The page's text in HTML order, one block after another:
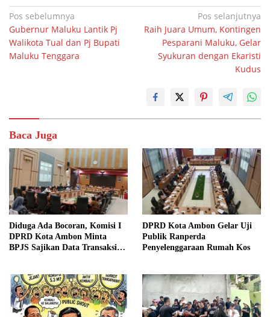
Navigasi
pos
Pos sebelumnya
Gubernur Maluku Lantik Pj
Walikota Tual dan Pj Bupati
Maluku Tenggara
Pos selanjutnya
Raih Juara Umum, Kontingen
Pesparani Maluku, Gelar
Syukuran dengan Ekaristi
Kudus
Baca Juga
Diduga Ada Bocoran, Komisi I
DPRD Kota Ambon Minta
BPJS Sajikan Data Transaksi
DPRD Kota Ambon Gelar Uji
Publik Ranperda
Penyelenggaraan Rumah Kos